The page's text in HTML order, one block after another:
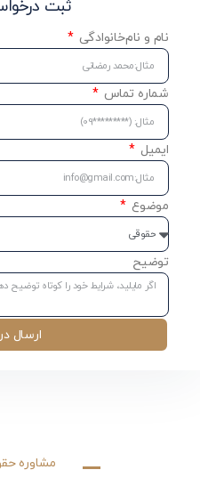
ثبت
نام و نام‌خانوادگی
شماره تماس
ایمیل
موضوع
توضیح
ارسال
مشاوره